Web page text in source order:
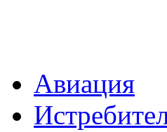
Авиация